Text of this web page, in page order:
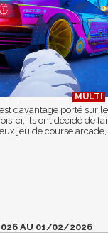
davantage porté sur
ci, ils ont décidé de
jeu de course
AU 01/02/2026